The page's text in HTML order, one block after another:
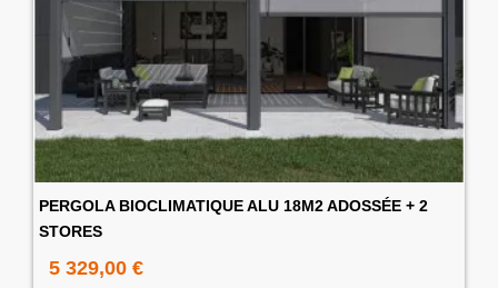
PERGOLA BIOCLIMATIQUE ALU 18M2 ADOSSÉE + 2
STORES
5 329,00 €